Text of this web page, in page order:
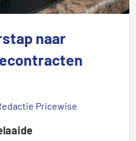
naar
Pricewise